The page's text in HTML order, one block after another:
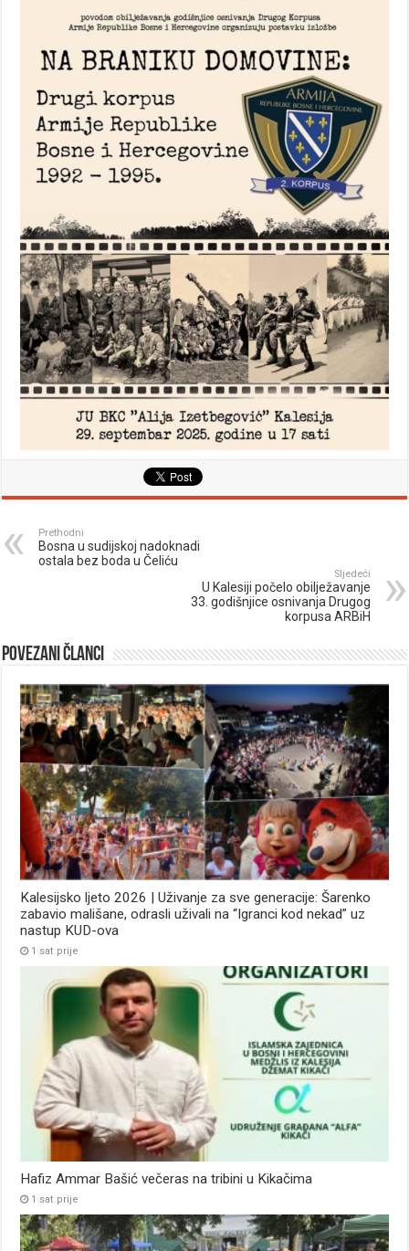
Prethodni
Bosna u sudijskoj nadoknadi
ostala bez boda u Čeliću
Sljedeći
U Kalesiji počelo obilježavanje
33. godišnjice osnivanja Drugog
korpusa ARBiH
Povezani članci
Kalesijsko ljeto 2026 | Uživanje za sve generacije: Šarenko
zabavio mališane, odrasli uživali na “Igranci kod nekad” uz
nastup KUD-ova
1 sat prije
Hafiz Ammar Bašić večeras na tribini u Kikačima
1 sat prije